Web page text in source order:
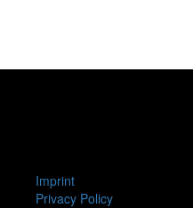
Imprint
Privacy Policy